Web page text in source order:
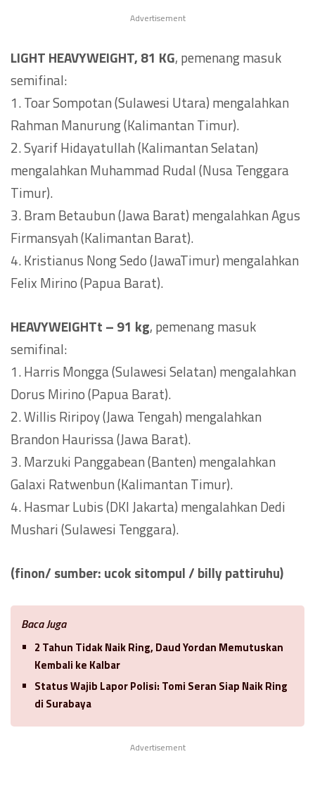
Advertisement
LIGHT HEAVYWEIGHT, 81 KG, pemenang masuk
semifinal:
1. Toar Sompotan (Sulawesi Utara) mengalahkan
Rahman Manurung (Kalimantan Timur).
2. Syarif Hidayatullah (Kalimantan Selatan)
mengalahkan Muhammad Rudal (Nusa Tenggara
Timur).
3. Bram Betaubun (Jawa Barat) mengalahkan Agus
Firmansyah (Kalimantan Barat).
4. Kristianus Nong Sedo (JawaTimur) mengalahkan
Felix Mirino (Papua Barat).
HEAVYWEIGHTt – 91 kg, pemenang masuk
semifinal:
1. Harris Mongga (Sulawesi Selatan) mengalahkan
Dorus Mirino (Papua Barat).
2. Willis Riripoy (Jawa Tengah) mengalahkan
Brandon Haurissa (Jawa Barat).
3. Marzuki Panggabean (Banten) mengalahkan
Galaxi Ratwenbun (Kalimantan Timur).
4. Hasmar Lubis (DKI Jakarta) mengalahkan Dedi
Mushari (Sulawesi Tenggara).
(finon/ sumber: ucok sitompul / billy pattiruhu)
Baca Juga
2 Tahun Tidak Naik Ring, Daud Yordan Memutuskan
Kembali ke Kalbar
Status Wajib Lapor Polisi: Tomi Seran Siap Naik Ring
di Surabaya
Advertisement